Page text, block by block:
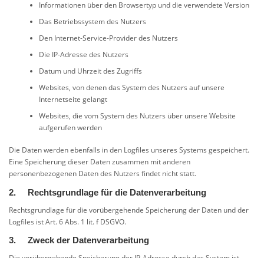
Informationen über den Browsertyp und die verwendete Version
Das Betriebssystem des Nutzers
Den Internet-Service-Provider des Nutzers
Die IP-Adresse des Nutzers
Datum und Uhrzeit des Zugriffs
Websites, von denen das System des Nutzers auf unsere
Internetseite gelangt
Websites, die vom System des Nutzers über unsere Website
aufgerufen werden
Die Daten werden ebenfalls in den Logfiles unseres Systems gespeichert.
Eine Speicherung dieser Daten zusammen mit anderen
personenbezogenen Daten des Nutzers findet nicht statt.
2. Rechtsgrundlage für die Datenverarbeitung
Rechtsgrundlage für die vorübergehende Speicherung der Daten und der
Logfiles ist Art. 6 Abs. 1 lit. f DSGVO.
3. Zweck der Datenverarbeitung